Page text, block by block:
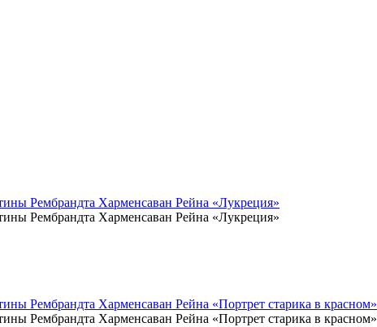
Рембрандта Харменсаван Рейна «Лукреция»
Рембрандта Харменсаван Рейна «Лукреция»
Рембрандта Харменсаван Рейна «Портрет старика в красном»
Рембрандта Харменсаван Рейна «Портрет старика в красном»